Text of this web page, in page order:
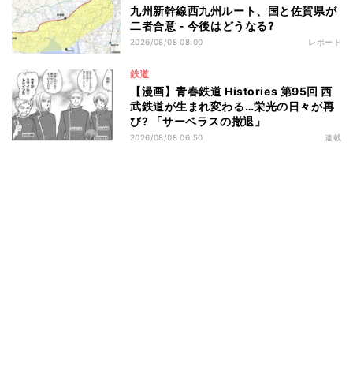
九州新幹線西九州ルート、国と佐賀県が
二者合意 - 今後はどうなる?
2026/08/08 08:00 レポート
鉄道
【漫画】青春鉄道 Histories 第95回 西
武鉄道が生まれ変わる…栄光の日々が再
び? 「サーベラスの撤退」
2026/08/08 06:50 連載